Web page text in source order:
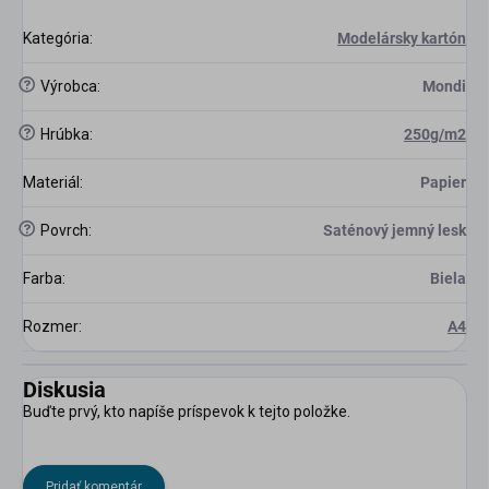
Kategória: Modelársky kartón
? Výrobca: Mondi
? Hrúbka: 250g/m2
Materiál : Papier
? Povrch: Saténový jemný lesk
Farba: Biela
Rozmer: A4
Diskusia
Buďte prvý, kto napíše príspevok k tejto položke.